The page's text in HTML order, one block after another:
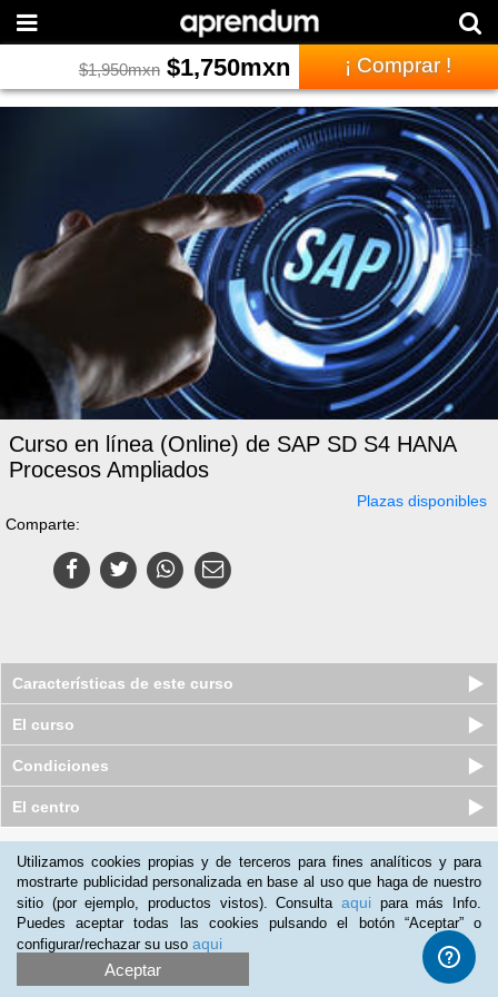
$1,950mxn $1,750mxn ¡ Comprar !
Curso en línea (Online) de SAP SD S4 HANA
Procesos Ampliados
Plazas disponibles
Comparte:
Características de este curso
El curso
Condiciones
El centro
Utilizamos cookies propias y de terceros para fines analíticos y para
mostrarte publicidad personalizada en base al uso que haga de nuestro
sitio (por ejemplo, productos vistos). Consulta aqui para más Info.
Puedes aceptar todas las cookies pulsando el botón “Aceptar” o
configurar/rechazar su uso aqui
Aceptar
Promociona tu negocio |Programa de Afiliación
2012-2026 Aprendum
LLámanos: